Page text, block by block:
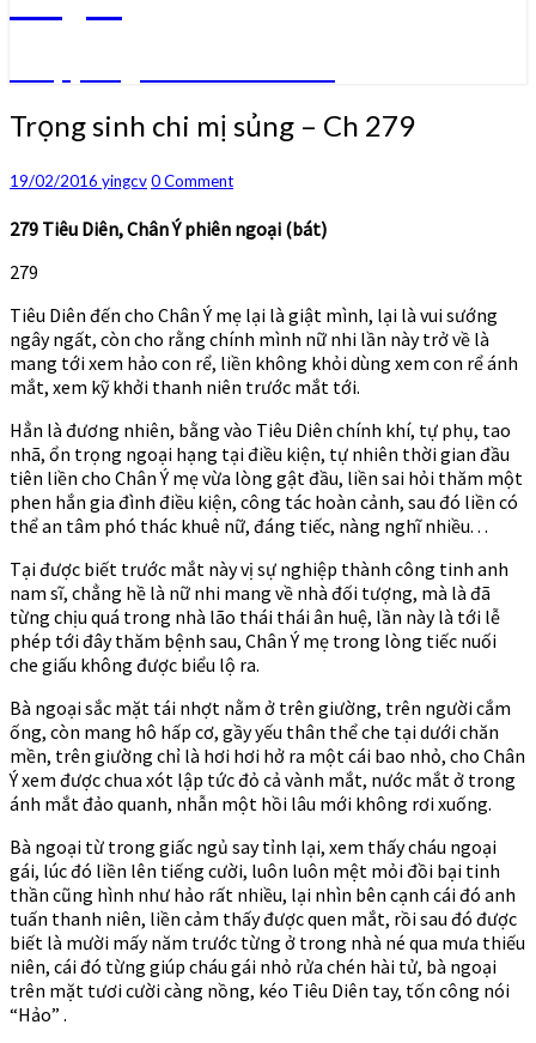
Trọng
sinh
mị
–
Ch
279
Trọng sinh chi mị sủng – Ch 279
19/02/2016 yingcvComments
0 Comment
279 Tiêu Diên, Chân Ý phiên ngoại (bát)
279
Tiêu Diên đến cho Chân Ý mẹ lại là giật mình, lại là vui sướng
ngây ngất, còn cho rằng chính mình nữ nhi lần này trở về là
mang tới xem hảo con rể, liền không khỏi dùng xem con rể ánh
mắt, xem kỹ khởi thanh niên trước mắt tới.
Hẳn là đương nhiên, bằng vào Tiêu Diên chính khí, tự phụ, tao
nhã, ổn trọng ngoại hạng tại điều kiện, tự nhiên thời gian đầu
tiên liền cho Chân Ý mẹ vừa lòng gật đầu, liền sai hỏi thăm một
phen hắn gia đình điều kiện, công tác hoàn cảnh, sau đó liền có
thể an tâm phó thác khuê nữ, đáng tiếc, nàng nghĩ nhiều. . .
Tại được biết trước mắt này vị sự nghiệp thành công tinh anh
nam sĩ, chẳng hề là nữ nhi mang về nhà đối tượng, mà là đã
từng chịu quá trong nhà lão thái thái ân huệ, lần này là tới lễ
phép tới đây thăm bệnh sau, Chân Ý mẹ trong lòng tiếc nuối
che giấu không được biểu lộ ra.
Bà ngoại sắc mặt tái nhợt nằm ở trên giường, trên người cắm
ống, còn mang hô hấp cơ, gầy yếu thân thể che tại dưới chăn
mền, trên giường chỉ là hơi hơi hở ra một cái bao nhỏ, cho Chân
Ý xem được chua xót lập tức đỏ cả vành mắt, nước mắt ở trong
ánh mắt đảo quanh, nhẫn một hồi lâu mới không rơi xuống.
Bà ngoại từ trong giấc ngủ say tỉnh lại, xem thấy cháu ngoại
gái, lúc đó liền lên tiếng cười, luôn luôn mệt mỏi đồi bại tinh
thần cũng hình như hảo rất nhiều, lại nhìn bên cạnh cái đó anh
tuấn thanh niên, liền cảm thấy được quen mắt, rồi sau đó được
biết là mười mấy năm trước từng ở trong nhà né qua mưa thiếu
niên, cái đó từng giúp cháu gái nhỏ rửa chén hài tử, bà ngoại
trên mặt tươi cười càng nồng, kéo Tiêu Diên tay, tốn công nói
“Hảo” .